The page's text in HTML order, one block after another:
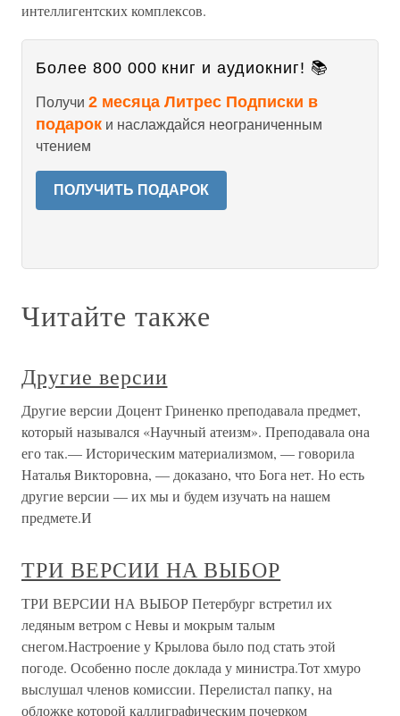
интеллигентских комплексов.
Более 800 000 книг и аудиокниг! 📚
Получи 2 месяца Литрес Подписки в
подарок и наслаждайся неограниченным
чтением
ПОЛУЧИТЬ ПОДАРОК
Читайте также
Другие версии
Другие версии Доцент Гриненко преподавала предмет,
который назывался «Научный атеизм». Преподавала она
его так.— Историческим материализмом, — говорила
Наталья Викторовна, — доказано, что Бога нет. Но есть
другие версии — их мы и будем изучать на нашем
предмете.И
ТРИ ВЕРСИИ НА ВЫБОР
ТРИ ВЕРСИИ НА ВЫБОР Петербург встретил их
ледяным ветром с Невы и мокрым талым
снегом.Настроение у Крылова было под стать этой
погоде. Особенно после доклада у министра.Тот хмуро
выслушал членов комиссии. Перелистал папку, на
обложке которой каллиграфическим почерком